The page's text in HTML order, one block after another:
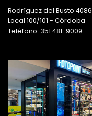
Rodríguez del Busto 4086
Local 100/101 - Córdoba
Teléfono: 351 481-9009